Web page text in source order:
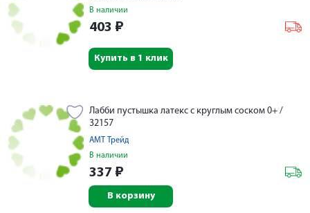
В наличии
403 ₽
Купить в 1 клик
Лабби пустышка латекс с круглым соском 0+ /
32157
АМТ Трейд
В наличии
337 ₽
В корзину